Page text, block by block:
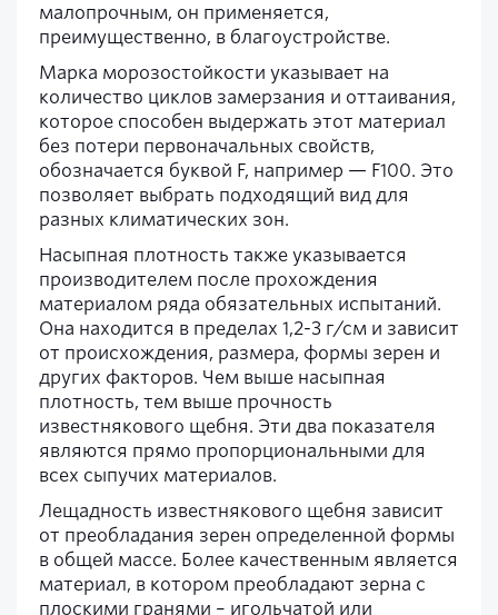
малопрочным, он применяется,
преимущественно, в благоустройстве.
Марка морозостойкости указывает на
количество циклов замерзания и оттаивания,
которое способен выдержать этот материал
без потери первоначальных свойств,
обозначается буквой F, например — F100. Это
позволяет выбрать подходящий вид для
разных климатических зон.
Насыпная плотность также указывается
производителем после прохождения
материалом ряда обязательных испытаний.
Она находится в пределах 1,2-3 г/см и зависит
от происхождения, размера, формы зерен и
других факторов. Чем выше насыпная
плотность, тем выше прочность
известнякового щебня. Эти два показателя
являются прямо пропорциональными для
всех сыпучих материалов.
Лещадность известнякового щебня зависит
от преобладания зерен определенной формы
в общей массе. Более качественным является
материал, в котором преобладают зерна с
плоскими гранями – игольчатой или